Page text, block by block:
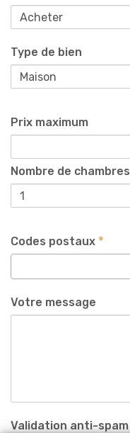
Type de bien
Prix maximum
Nombre de chambres
Codes postaux *
Votre message
Validation anti-spam